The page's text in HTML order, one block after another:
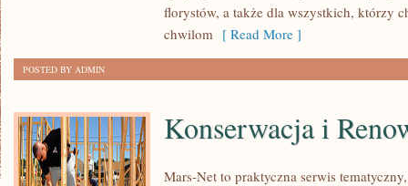
BUKIETU
florystów, a także dla wszystkich, którzy
chwilom [ Read More ]
POSTED BY ADMIN
Konserwacja i
Mars-Net to praktyczna serwis